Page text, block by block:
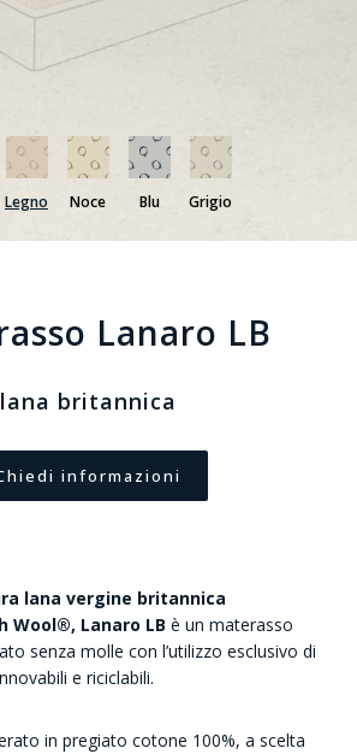
Legno Noce Blu Grigio
Lanaro LB
lana britannica
informazioni
lana vergine britannica
Lanaro LB è un materasso
senza molle con l’utilizzo esclusivo di
e riciclabili.
in pregiato cotone 100%, a scelta